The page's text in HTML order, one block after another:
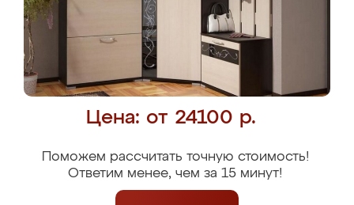
Цена: от 24100 р.
Поможем рассчитать точную стоимость!
Ответим менее, чем за 15 минут!